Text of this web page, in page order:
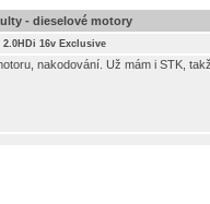
- dieselové motory
16v Exclusive
nakodování. Už mám i STK,